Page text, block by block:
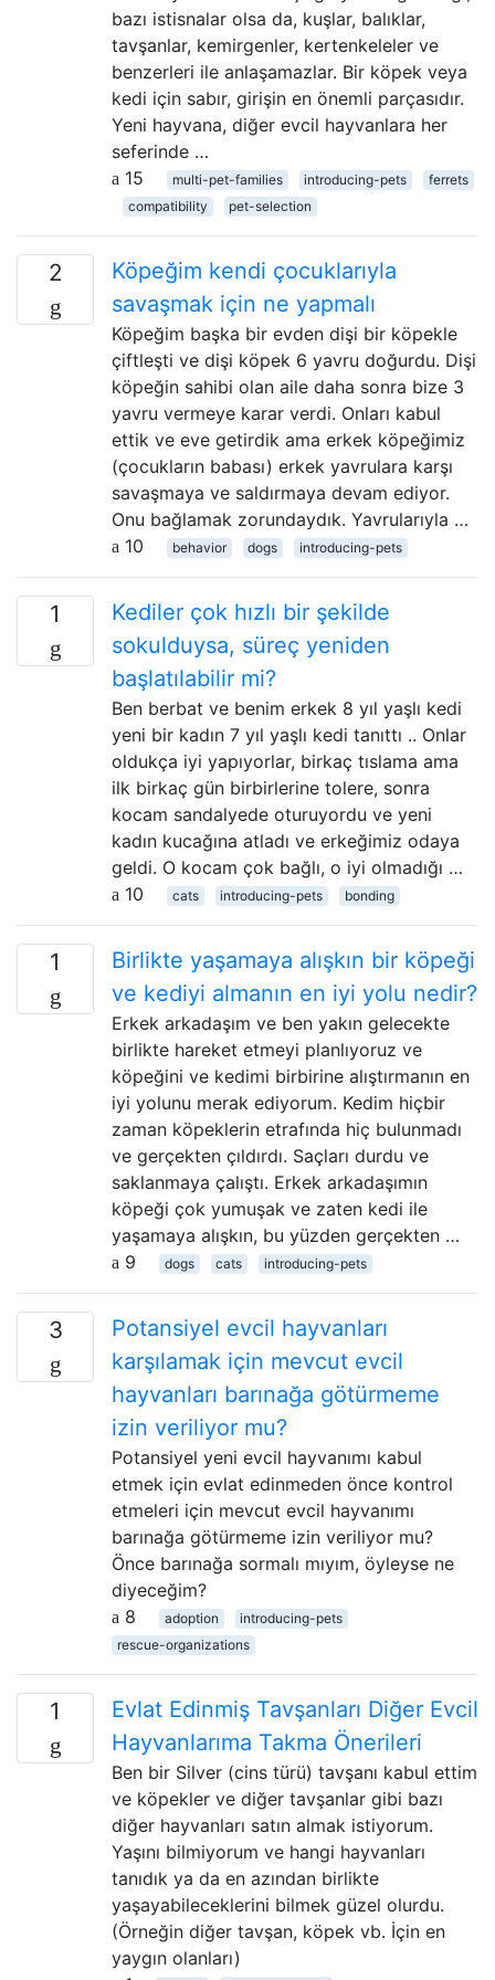
bazı istisnalar olsa da, kuşlar, balıklar,
tavşanlar, kemirgenler, kertenkeleler ve
benzerleri ile anlaşamazlar. Bir köpek veya
kedi için sabır, girişin en önemli parçasıdır.
Yeni hayvana, diğer evcil hayvanlara her
seferinde …
15
multi-pet-families introducing-pets
ferrets
compatibility
pet-selection
2
Köpeğim kendi çocuklarıyla
savaşmak için ne yapmalı
Köpeğim başka bir evden dişi bir köpekle
çiftleşti ve dişi köpek 6 yavru doğurdu. Dişi
köpeğin sahibi olan aile daha sonra bize 3
yavru vermeye karar verdi. Onları kabul
ettik ve eve getirdik ama erkek köpeğimiz
(çocukların babası) erkek yavrulara karşı
savaşmaya ve saldırmaya devam ediyor.
Onu bağlamak zorundaydık. Yavrularıyla …
10
behavior dogs introducing-pets
1
Kediler çok hızlı bir şekilde
sokulduysa, süreç yeniden
başlatılabilir mi?
Ben berbat ve benim erkek 8 yıl yaşlı kedi
yeni bir kadın 7 yıl yaşlı kedi tanıttı .. Onlar
oldukça iyi yapıyorlar, birkaç tıslama ama
ilk birkaç gün birbirlerine tolere, sonra
kocam sandalyede oturuyordu ve yeni
kadın kucağına atladı ve erkeğimiz odaya
geldi. O kocam çok bağlı, o iyi olmadığı …
10
cats introducing-pets bonding
1
Birlikte yaşamaya alışkın bir köpeği
ve kediyi almanın en iyi yolu nedir?
Erkek arkadaşım ve ben yakın gelecekte
birlikte hareket etmeyi planlıyoruz ve
köpeğini ve kedimi birbirine alıştırmanın en
iyi yolunu merak ediyorum. Kedim hiçbir
zaman köpeklerin etrafında hiç bulunmadı
ve gerçekten çıldırdı. Saçları durdu ve
saklanmaya çalıştı. Erkek arkadaşımın
köpeği çok yumuşak ve zaten kedi ile
yaşamaya alışkın, bu yüzden gerçekten …
9
dogs cats introducing-pets
3
Potansiyel evcil hayvanları
karşılamak için mevcut evcil
hayvanları barınağa götürmeme
izin veriliyor mu?
Potansiyel yeni evcil hayvanımı kabul
etmek için evlat edinmeden önce kontrol
etmeleri için mevcut evcil hayvanımı
barınağa götürmeme izin veriliyor mu?
Önce barınağa sormalı mıyım, öyleyse ne
diyeceğim?
8
adoption
introducing-pets
rescue-organizations
1
Evlat Edinmiş Tavşanları Diğer Evcil
Hayvanlarıma Takma Önerileri
Ben bir Silver (cins türü) tavşanı kabul ettim
ve köpekler ve diğer tavşanlar gibi bazı
diğer hayvanları satın almak istiyorum.
Yaşını bilmiyorum ve hangi hayvanları
tanıdık ya da en azından birlikte
yaşayabileceklerini bilmek güzel olurdu.
(Örneğin diğer tavşan, köpek vb. İçin en
yaygın olanları)